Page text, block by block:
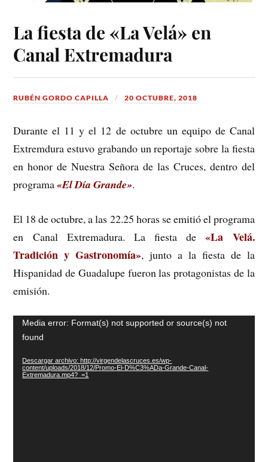
La fiesta de «La Velá» en
Canal Extremadura
RUBÉN GORDO CAPILLA 20 OCTUBRE, 2018
Durante el 11 y el 12 de octubre un equipo de Canal
Extremdura estuvo grabando un reportaje sobre la fiesta
en honor de Nuestra Señora de las Cruces, dentro del
programa«El Día Grande».
El 18 de octubre, a las 22.25 horas se emitió el programa
en Canal Extremadura. La fiesta de«La Velá.
Tradición y Gastronomía», junto a la fiesta de la
Hispanidad de Guadalupe fueron las protagonistas de la
emisión.
Reproductor
de
Media error: Format(s) not supported or source(s) not
found
Descargar archivo: http://virgendelascruces.es/wp-
content/uploads/2018/12/Promo-El-D%C3%ADa-Grande-Canal-
Extremadura.mp4?_=1